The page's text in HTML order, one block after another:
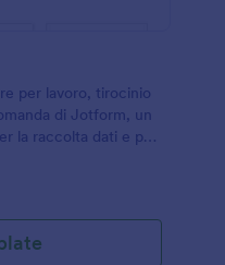
per lavoro, tirocinio
di Jotform, un
la raccolta dati e per